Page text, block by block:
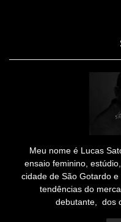
Meu nome é Lucas
ensaio feminino,
cidade de São Gotardo
tendências do
debutante, dos